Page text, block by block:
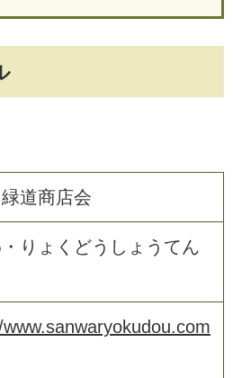
道商店会
りょくどうしょうてん